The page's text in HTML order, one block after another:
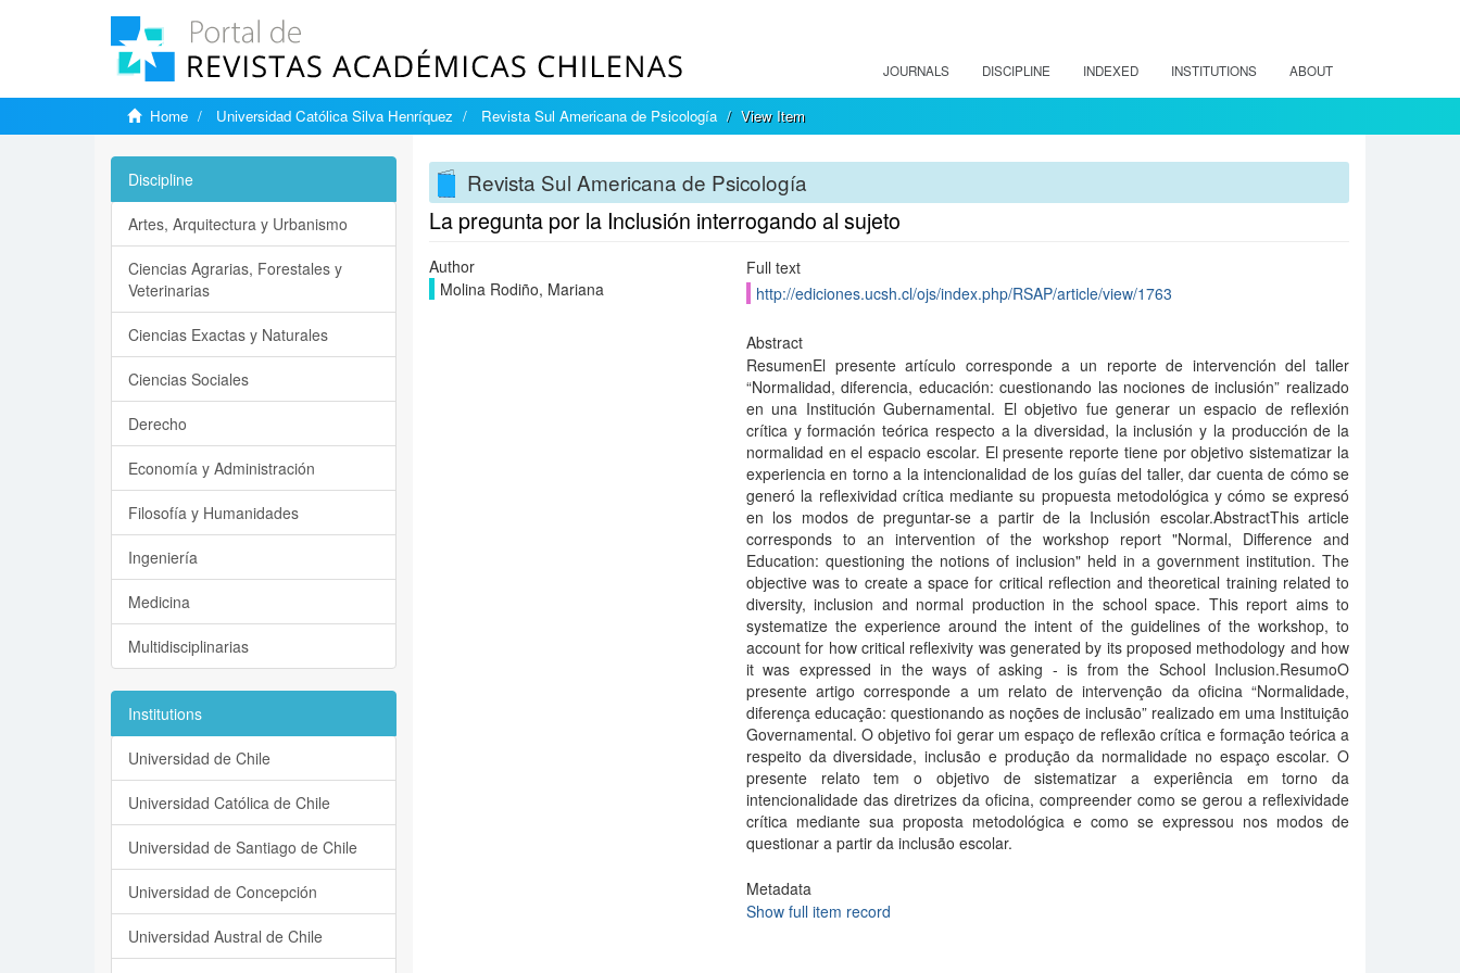
JOURNALS DISCIPLINE INDEXED INSTITUTIONS ABOUT
Home Universidad Católica Silva Henríquez Revista Sul Americana de Psicología View Item
Revista Sul Americana de Psicología
La pregunta por la Inclusión interrogando al sujeto
Author
Molina Rodiño, Mariana
Full text
http://ediciones.ucsh.cl/ojs/index.php/RSAP/article/view/1763
Abstract
ResumenEl presente artículo corresponde a un reporte de intervención del taller
“Normalidad, diferencia, educación: cuestionando las nociones de inclusión” realizado
en una Institución Gubernamental. El objetivo fue generar un espacio de reflexión
crítica y formación teórica respecto a la diversidad, la inclusión y la producción de la
normalidad en el espacio escolar. El presente reporte tiene por objetivo sistematizar la
experiencia en torno a la intencionalidad de los guías del taller, dar cuenta de cómo se
generó la reflexividad crítica mediante su propuesta metodológica y cómo se expresó
en los modos de preguntar-se a partir de la Inclusión escolar.AbstractThis article
corresponds to an intervention of the workshop report "Normal, Difference and
Education: questioning the notions of inclusion" held in a government institution. The
objective was to create a space for critical reflection and theoretical training related to
diversity, inclusion and normal production in the school space. This report aims to
systematize the experience around the intent of the guidelines of the workshop, to
account for how critical reflexivity was generated by its proposed methodology and how
it was expressed in the ways of asking - is from the School Inclusion.ResumoO
presente artigo corresponde a um relato de intervenção da oficina “Normalidade,
diferença educação: questionando as noções de inclusão” realizado em uma Instituição
Governamental. O objetivo foi gerar um espaço de reflexão crítica e formação teórica a
respeito da diversidade, inclusão e produção da normalidade no espaço escolar. O
presente relato tem o objetivo de sistematizar a experiência em torno da
intencionalidade das diretrizes da oficina, compreender como se gerou a reflexividade
crítica mediante sua proposta metodológica e como se expressou nos modos de
questionar a partir da inclusão escolar.
Metadata
Show full item record
Discipline
Artes, Arquitectura y Urbanismo
Ciencias Agrarias, Forestales y
Veterinarias
Ciencias Exactas y Naturales
Ciencias Sociales
Derecho
Economía y Administración
Filosofía y Humanidades
Ingeniería
Medicina
Multidisciplinarias
Institutions
Universidad de Chile
Universidad Católica de Chile
Universidad de Santiago de Chile
Universidad de Concepción
Universidad Austral de Chile